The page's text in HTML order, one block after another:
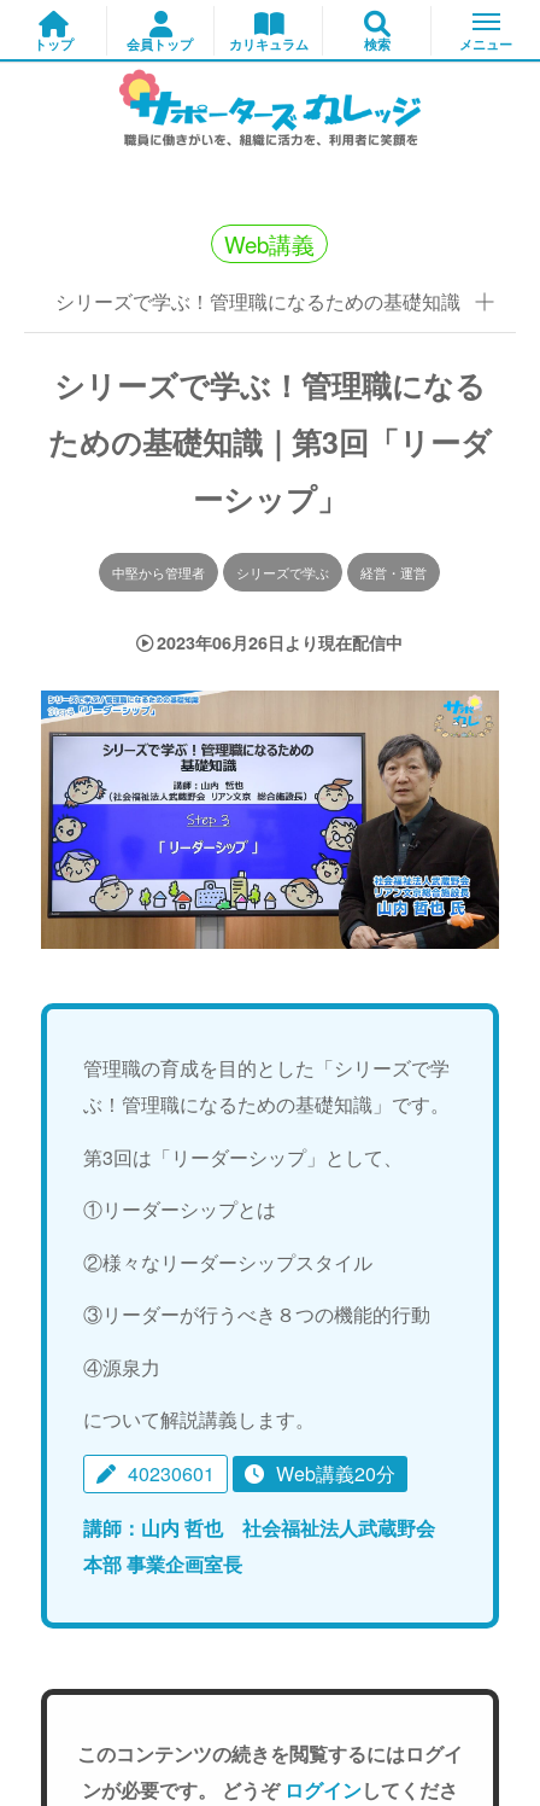
Web講義
シリーズで学ぶ！管理職になるための基礎知識
シリーズで学ぶ！管理職になる
ための基礎知識｜第3回「リーダ
ーシップ」
中堅から管理者 シリーズで学ぶ 経営・運営
2023年06月26日より現在配信中
管理職の育成を目的とした「シリーズで学
ぶ！管理職になるための基礎知識」です。
第3回は「リーダーシップ」として、
①リーダーシップとは
②様々なリーダーシップスタイル
③リーダーが行うべき８つの機能的行動
④源泉力
について解説講義します。
40230601
Web講義20分
講師：山内 哲也 社会福祉法人武蔵野会
本部 事業企画室長
このコンテンツの続きを閲覧するにはログイ
ンが必要です。 どうぞ ログインしてくださ